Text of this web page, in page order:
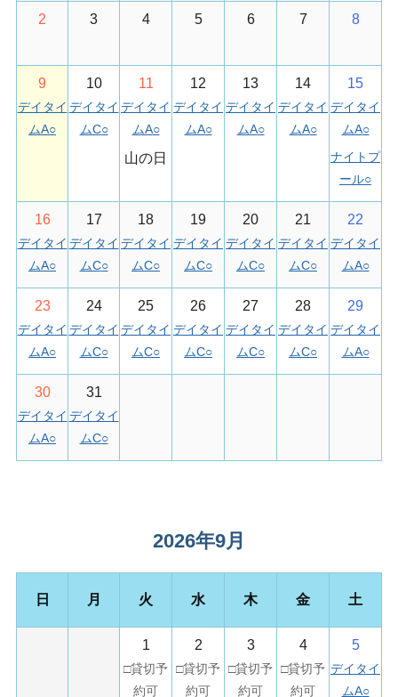
2 3 4 5 6 7 8
9
デイタイ
ムA○
10
デイタイ
ムC○
11
デイタイ
ムA○
山の日
12
デイタイ
ムA○
13
デイタイ
ムA○
14
デイタイ
ムA○
15
デイタイ
ムA○
ナイトプ
ール○
16
デイタイ
ムA○
17
デイタイ
ムC○
18
デイタイ
ムC○
19
デイタイ
ムC○
20
デイタイ
ムC○
21
デイタイ
ムC○
22
デイタイ
ムA○
23
デイタイ
ムA○
24
デイタイ
ムC○
25
デイタイ
ムC○
26
デイタイ
ムC○
27
デイタイ
ムC○
28
デイタイ
ムC○
29
デイタイ
ムA○
30
デイタイ
ムA○
31
デイタイ
ムC○
2026年9月
日 月 火 水 木 金 土
1 2 3 4 5
デイタイ
ムA○